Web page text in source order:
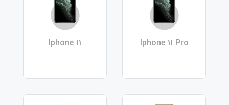
Iphone 11 Pro
Iphone 11